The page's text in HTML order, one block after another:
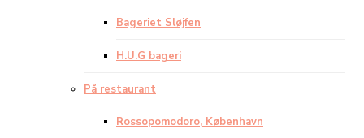
Bageriet Sløjfen
H.U.G bageri
På restaurant
Rossopomodoro, København